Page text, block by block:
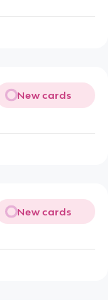
New cards
New cards